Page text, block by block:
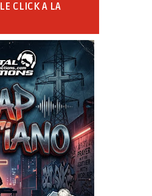
CLICK A LA